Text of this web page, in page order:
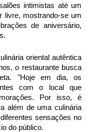
intimistas até um
livre, mostrando-se um
de aniversário,
oriental autêntica
o restaurante busca
"Hoje em dia, os
com o local que
Por isso, é
além de uma culinária
sensações no
do público.